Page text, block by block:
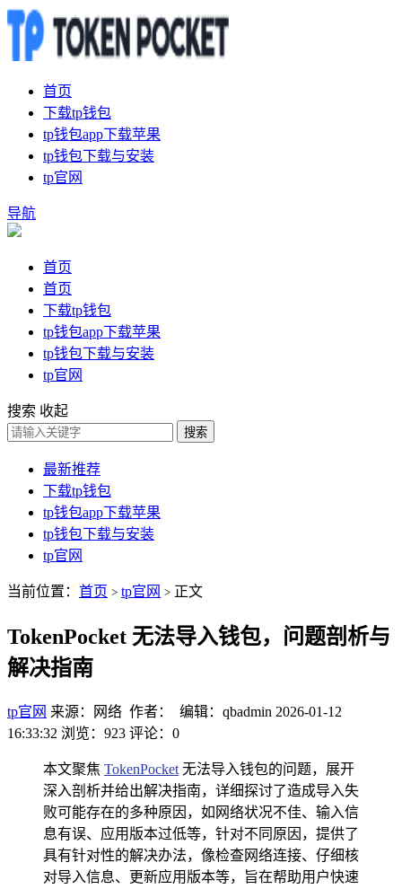
首页
下载tp钱包
tp钱包app下载苹果
tp钱包下载与安装
tp官网
导航
首页
首页
下载tp钱包
tp钱包app下载苹果
tp钱包下载与安装
tp官网
搜索 收起
搜索
最新推荐
下载tp钱包
tp钱包app下载苹果
tp钱包下载与安装
tp官网
当前位置： 首页 > tp官网 > 正文
TokenPocket 无法导入钱包，问题剖析与
解决指南
tp官网 来源：网络 作者： 编辑：qbadmin 2026-01-12
16:33:32 浏览：923 评论：0
本文聚焦 TokenPocket 无法导入钱包的问题，展开
深入剖析并给出解决指南，详细探讨了造成导入失
败可能存在的多种原因，如网络状况不佳、输入信
息有误、应用版本过低等，针对不同原因，提供了
具有针对性的解决办法，像检查网络连接、仔细核
对导入信息、更新应用版本等，旨在帮助用户快速